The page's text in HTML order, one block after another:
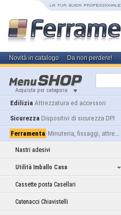
Novità in catalogo Da non perdere!
Acquista per categoria
Edilizia Attrezzatura ed accessori
Sicurezza Dispositivi di sicurezza DPI
Ferramenta Minuteria, fissaggi, attrezzatura
Nastri adesivi
Utilità Imballo Casa
Cassette posta Casellari
Catenacci Chiavistelli